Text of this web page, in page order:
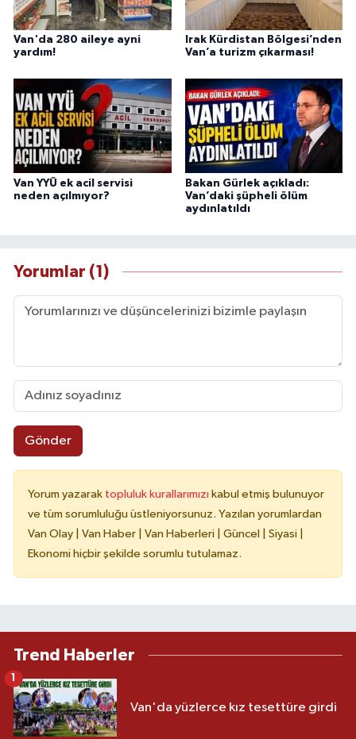
Van'da 280 aileye ayni
yardım!
Irak Kürdistan Bölgesi’nden
Van’a turizm çıkarması!
Van YYÜ ek acil servisi
neden açılmıyor?
Bakan Gürlek açıkladı:
Van’daki şüpheli ölüm
aydınlatıldı
Yorumlar (1)
Gönder
Yorum yazarak topluluk kurallarımızı kabul etmiş bulunuyor
ve tüm sorumluluğu üstleniyorsunuz. Yazılan yorumlardan
Van Olay | Van Haber | Van Haberleri | Güncel | Siyasi |
Ekonomi hiçbir şekilde sorumlu tutulamaz.
Trend Haberler
Van'da yüzlerce kız tesettüre girdi